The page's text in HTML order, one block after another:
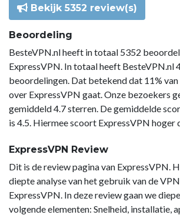
Bekijk 5352 review(s)
Beoordeling
BesteVPN.nl heeft in totaal 5352
ExpressVPN. In totaal heeft BesteVPN.nl
beoordelingen. Dat betekend dat 11%
over ExpressVPN gaat. Onze bezoekers
gemiddeld 4.7 sterren. De gemiddelde
is 4.5. Hiermee scoort ExpressVPN hoger
ExpressVPN Review
Dit is de review pagina van ExpressVPN.
diepte analyse van het gebruik van de
ExpressVPN. In deze review gaan we
volgende elementen: Snelheid, installatie,